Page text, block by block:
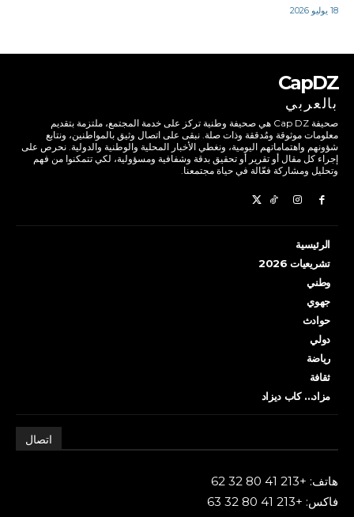
18 يوليو 2026
CapDZ
بالعربي
صحيفة Cap DZ هي صحيفة وطنية تركز على خدمة المجتمع، ملتزمة بتقديم
معلومات موثوقة ومُدققة وذات صلة. نبقى على اتصال وثيق بالمواطنين، ونتابع
شؤونهم واهتماماتهم اليومية، ونغطي الأخبار المحلية والوطنية والدولية. نحرص على
إجراء كل مقال أو تقرير أو تحقيق بدقة وشفافية ومسؤولية، لكي تتمكنوا من فهم
وتحليل ومشاركة فعّالة في حياة مجتمعنا.
الرئيسية
تشريعيات 2026
وطني
جهوي
حوادث
دولي
رياضة
ثقافة
مزاد… كاب ديزاد
اتصال
هاتف: +213 41 80 32 62
فاكس: +213 41 80 32 63